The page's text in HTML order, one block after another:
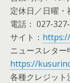
定休日／日曜・
電話： 027-
サイト：
ニュースレター
https://
各種クレジッ